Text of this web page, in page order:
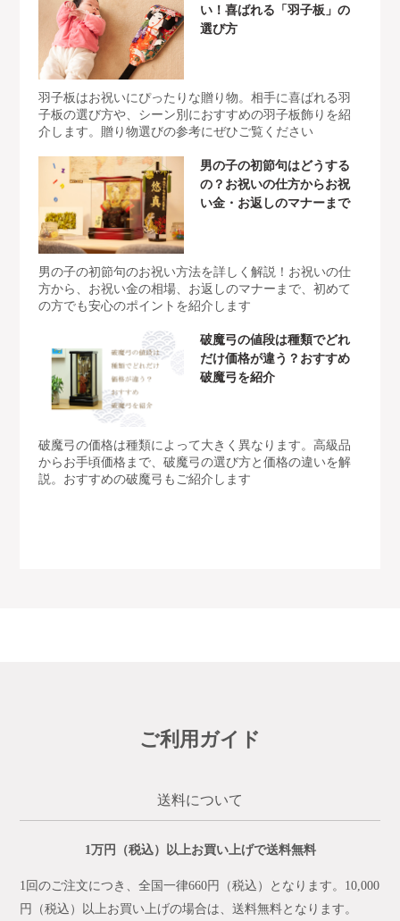
い！喜ばれる「羽子板」の
選び方
羽子板はお祝いにぴったりな贈り物。相手に喜ばれる羽
子板の選び方や、シーン別におすすめの羽子板飾りを紹
介します。贈り物選びの参考にぜひご覧ください
男の子の初節句はどうする
の？お祝いの仕方からお祝
い金・お返しのマナーまで
男の子の初節句のお祝い方法を詳しく解説！お祝いの仕
方から、お祝い金の相場、お返しのマナーまで、初めて
の方でも安心のポイントを紹介します
破魔弓の値段は種類でどれ
だけ価格が違う？おすすめ
破魔弓を紹介
破魔弓の価格は種類によって大きく異なります。高級品
からお手頃価格まで、破魔弓の選び方と価格の違いを解
説。おすすめの破魔弓もご紹介します
ご利用ガイド
送料について
1万円（税込）以上お買い上げで送料無料
1回のご注文につき、全国一律660円（税込）となります。10,000
円（税込）以上お買い上げの場合は、送料無料となります。